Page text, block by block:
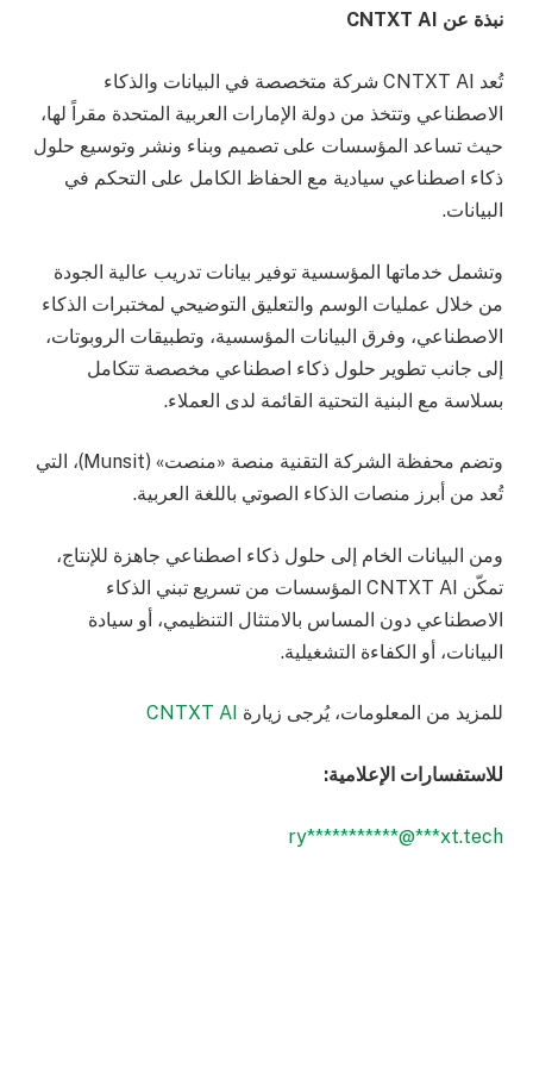
نبذة عن CNTXT AI
تُعد CNTXT AI شركة متخصصة في البيانات والذكاء
الاصطناعي وتتخذ من دولة الإمارات العربية المتحدة مقراً لها،
حيث تساعد المؤسسات على تصميم وبناء ونشر وتوسيع حلول
ذكاء اصطناعي سيادية مع الحفاظ الكامل على التحكم في
البيانات.
وتشمل خدماتها المؤسسية توفير بيانات تدريب عالية الجودة
من خلال عمليات الوسم والتعليق التوضيحي لمختبرات الذكاء
الاصطناعي، وفرق البيانات المؤسسية، وتطبيقات الروبوتات،
إلى جانب تطوير حلول ذكاء اصطناعي مخصصة تتكامل
بسلاسة مع البنية التحتية القائمة لدى العملاء.
وتضم محفظة الشركة التقنية منصة «منصت» (Munsit)، التي
تُعد من أبرز منصات الذكاء الصوتي باللغة العربية.
ومن البيانات الخام إلى حلول ذكاء اصطناعي جاهزة للإنتاج،
تمكّن CNTXT AI المؤسسات من تسريع تبني الذكاء
الاصطناعي دون المساس بالامتثال التنظيمي، أو سيادة
البيانات، أو الكفاءة التشغيلية.
للمزيد من المعلومات، يُرجى زيارة CNTXT AI
للاستفسارات الإعلامية:
ry***********@***xt.tech